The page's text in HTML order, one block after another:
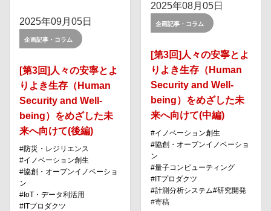
2025年09月05日
企画記事・コラム
[第3回]人々の安寧とよ
りよき生存（Human
Security and Well-
being）をめざした未
来へ向けて(後編)
防災・レジリエンス
イノベーション創⽣
協創・オープンイノベーショ
ン
IoT・データ利活⽤
ITプロダクツ
2025年08月05日
企画記事・コラム
[第3回]人々の安寧とよ
りよき生存（Human
Security and Well-
being）をめざした未
来へ向けて(中編)
イノベーション創⽣
協創・オープンイノベーショ
ン
量⼦コンピューティング
ITプロダクツ
計測分析システム 研究開発
寄稿